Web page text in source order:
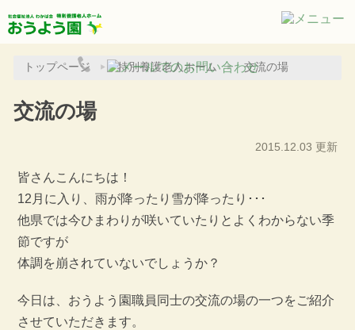
トップページ 特別養護老人ホーム 交流の場
交流の場
2015.12.03 更新
皆さんこんにちは！
12月に入り、雨が降ったり雪が降ったり･･･
他県では今ひまわりが咲いていたりとよくわからない季
節ですが
体調を崩されていないでしょうか？
今日は、おうよう園職員同士の交流の場の一つをご紹介
させていただきます。